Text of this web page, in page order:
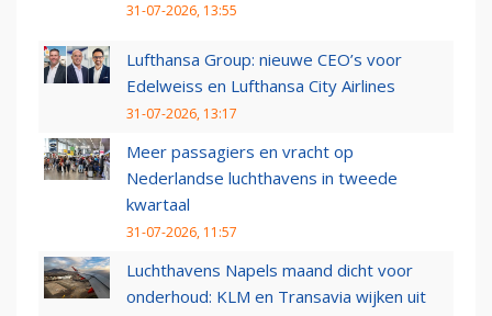
31-07-2026, 13:55
Lufthansa Group: nieuwe CEO’s voor
Edelweiss en Lufthansa City Airlines
31-07-2026, 13:17
Meer passagiers en vracht op
Nederlandse luchthavens in tweede
kwartaal
31-07-2026, 11:57
Luchthavens Napels maand dicht voor
onderhoud: KLM en Transavia wijken uit